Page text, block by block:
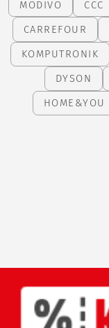
MODIVO
CCC
CARREFOUR
KOMPUTRONIK
DYSON
HOME&YOU